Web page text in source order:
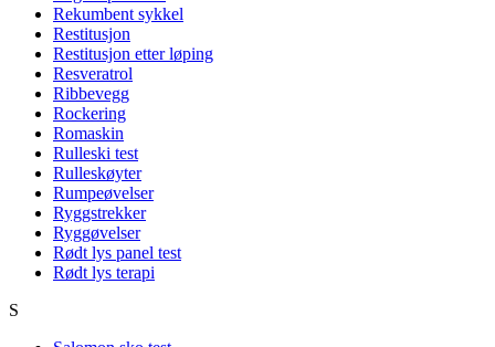
Rekumbent sykkel
Restitusjon
Restitusjon etter løping
Resveratrol
Ribbevegg
Rockering
Romaskin
Rulleski test
Rulleskøyter
Rumpeøvelser
Ryggstrekker
Ryggøvelser
Rødt lys panel test
Rødt lys terapi
S